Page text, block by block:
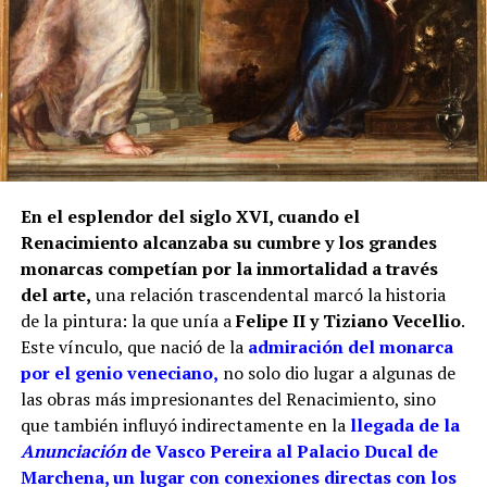
fundamental. Al presentarse para realizar dos rejas
en la iglesia de San Miguel de Morón de la Frontera,
Juan de los Ríos Vallejo incluyó entre sus méritos
profesionales la reja del coro de San Juan de
Marchena, afirmando que en ella había contado con
la ayuda de su padre. También se atribuía una reja
para la capilla mayor de la misma iglesia
Casa Grande de San Francisco de Sevilla.
Por tanto, más que buscar una sola mano, resulta
más correcto hablar del taller de los Ríos. Cristóbal
habría transmitido el oficio a sus hijos, mientras
Juan fue adquiriendo progresivamente mayor
responsabilidad artística. La reja del coro pudo ser
una obra de juventud realizada bajo la dirección o
con la colaboración paterna. Los documentos
conservan las dos perspectivas: las cuentas
En el esplendor del siglo XVI, cuando el
Renacimiento alcanzaba su cumbre y los grandes
monarcas competían por la inmortalidad a través
del arte, una relación trascendental marcó la historia
de la pintura: la que unía aFelipe II y Tiziano Vecellio.
Este vínculo, que nació de la admiración del monarca
por el genio veneciano, no solo dio lugar a algunas de
las obras más impresionantes del Renacimiento, sino
que también influyó indirectamente en lallegada de la
Anunciaciónde Vasco Pereira al Palacio Ducal de
Marchena, un lugar con conexiones directas con los